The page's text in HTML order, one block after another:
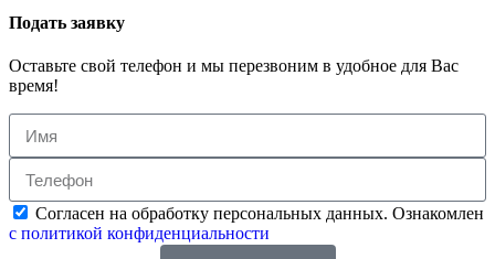
Подать заявку
Оставьте свой телефон и мы перезвоним в удобное для Вас
время!
Согласен на обработку персональных данных. Ознакомлен
с политикой конфиденциальности